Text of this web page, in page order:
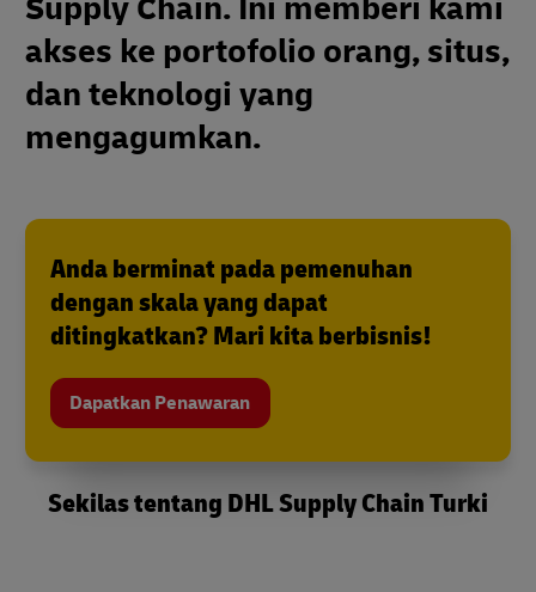
Supply Chain. Ini memberi kami
akses ke portofolio orang, situs,
dan teknologi yang
mengagumkan.
Anda berminat pada pemenuhan
dengan skala yang dapat
ditingkatkan? Mari kita berbisnis!
Dapatkan Penawaran
Sekilas tentang DHL Supply Chain Turki